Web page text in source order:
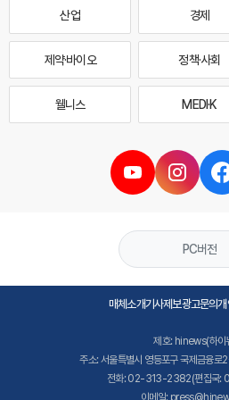
산업 경제
제약·바이오 정책·사회
웰니스 MEDI·K
PC버전
매체소개기사제보광고문의개
제호: hinews(하이
주소: 서울특별시 영등포구 국제금융로
전화: 02-313-2382(편집국
이메일: